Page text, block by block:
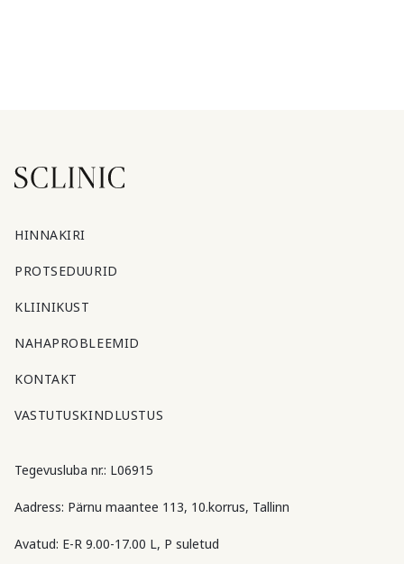
HINNAKIRI
PROTSEDUURID
KLIINIKUST
NAHAPROBLEEMID
KONTAKT
VASTUTUSKINDLUSTUS
Tegevusluba nr.: L06915
Aadress: Pärnu maantee 113, 10.korrus, Tallinn
Avatud: E-R 9.00-17.00 L, P suletud